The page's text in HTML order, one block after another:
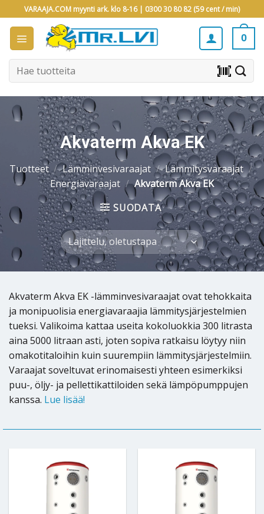
to
content
VARAAJA.COM myynti ark. klo 8-16 | 0300 30 80 82 (59 cent / min)
0
Etsi: barcode_scanner
Akvaterm Akva EK
Tuotteet / Lämminvesivaraajat / Lämmitysvaraajat /
Energiavaraajat / Akvaterm Akva EK
SUODATA
Akvaterm Akva EK -lämminvesivaraajat ovat tehokkaita
ja monipuolisia energiavaraajia lämmitysjärjestelmien
tueksi. Valikoima kattaa useita kokoluokkia 300 litrasta
aina 5000 litraan asti, joten sopiva ratkaisu löytyy niin
omakotitaloihin kuin suurempiin lämmitysjärjestelmiin.
Varaajat soveltuvat erinomaisesti yhteen esimerkiksi
puu-, öljy- ja pellettikattiloiden sekä lämpöpumppujen
kanssa. Lue lisää!